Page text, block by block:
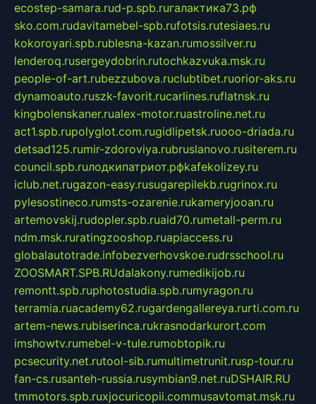
ecostep-samara.rud-p.spb.ruгалактика73.рф
sko.com.rudavitamebel-spb.rufotsis.rutesiaes.ru
kokoroyari.spb.rublesna-kazan.rumossilver.ru
lenderoq.rusergeydobrin.rutochkazvuka.msk.ru
people-of-art.rubezzubova.ruclubtibet.ruorior-aks.ru
dynamoauto.ruszk-favorit.rucarlines.ruflatnsk.ru
kingbolenskaner.rualex-motor.ruastroline.net.ru
act1.spb.rupolyglot.com.rugidlipetsk.ruooo-driada.ru
detsad125.rumir-zdoroviya.rubruslanovo.rusiterem.ru
council.spb.ruлодкипатриот.рфkafekolizey.ru
iclub.net.rugazon-easy.rusugarepilekb.rugrinox.ru
pylesostineco.rumsts-ozarenie.rukameryjooan.ru
artemovskij.rudopler.spb.ruaid70.rumetall-perm.ru
ndm.msk.ruratingzooshop.ruapiaccess.ru
globalautotrade.infobezverhovskoe.rudrsschool.ru
ZOOSMART.SPB.RUdalakony.rumedikijob.ru
remontt.spb.ruphotostudia.spb.rumyragon.ru
terramia.ruacademy62.rugardengallereya.rurti.com.ru
artem-news.rubiserinca.rukrasnodarkurort.com
imshowtv.rumebel-v-tule.rumobtopik.ru
pcsecurity.net.rutool-sib.rumultimetrunit.rusp-tour.ru
fan-cs.rusanteh-russia.rusymbian9.net.ruDSHAIR.RU
tmmotors.spb.ruxjocuricopii.commusavtomat.msk.ru